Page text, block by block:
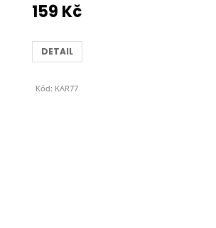
159 Kč
DETAIL
Kód: KAR77